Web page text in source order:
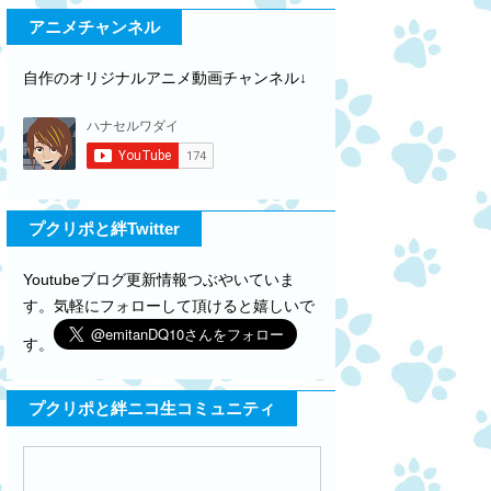
アニメチャンネル
自作のオリジナルアニメ動画チャンネル↓
プクリポと絆Twitter
Youtubeブログ更新情報つぶやいていま
す。気軽にフォローして頂けると嬉しいで
す。
プクリポと絆ニコ生コミュニティ